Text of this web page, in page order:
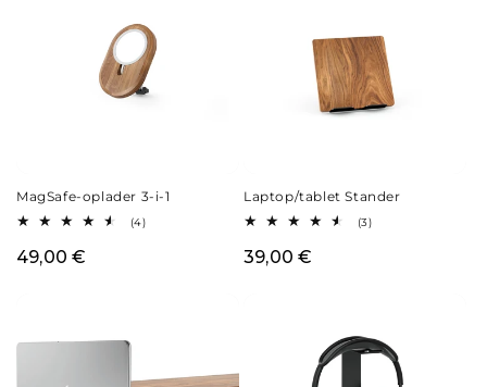
MagSafe-oplader 3-i-1
(4)4
Normalpris
49,00 €
Laptop/tablet Stander
(3)3
Normalpris
39,00 €